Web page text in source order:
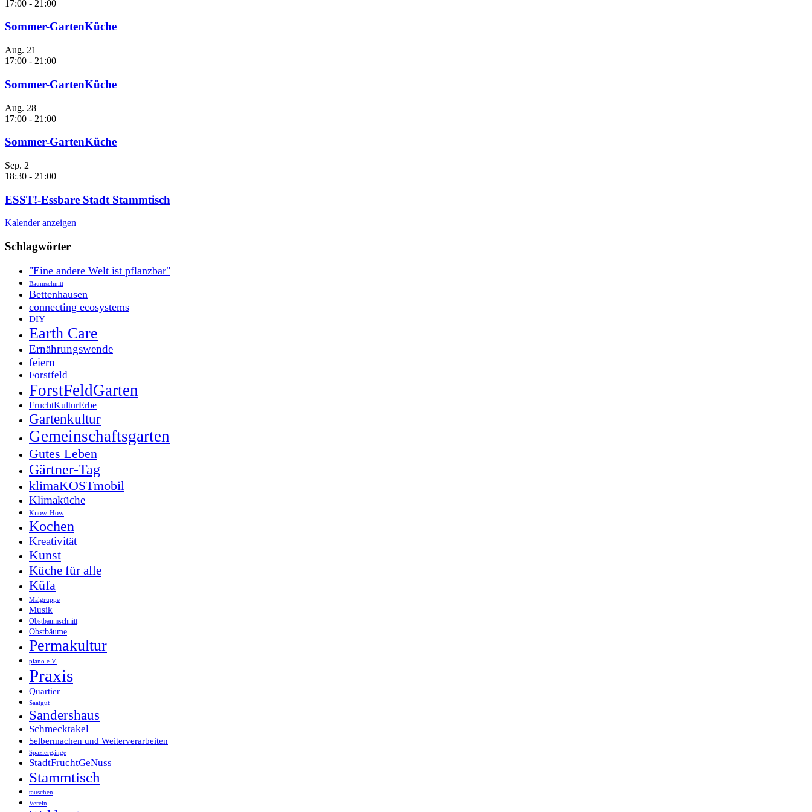
17:00 - 21:00
Sommer-GartenKüche
Aug. 21
17:00 - 21:00
Sommer-GartenKüche
Aug. 28
17:00 - 21:00
Sommer-GartenKüche
Sep. 2
18:30 - 21:00
ESST!-Essbare Stadt Stammtisch
Kalender anzeigen
Schlagwörter
"Eine andere Welt ist pflanzbar"
Baumschnitt
Bettenhausen
connecting ecosystems
DIY
Earth Care
Ernährungswende
feiern
Forstfeld
ForstFeldGarten
FruchtKulturErbe
Gartenkultur
Gemeinschaftsgarten
Gutes Leben
Gärtner-Tag
klimaKOSTmobil
Klimaküche
Know-How
Kochen
Kreativität
Kunst
Küche für alle
Küfa
Malgruppe
Musik
Obstbaumschnitt
Obstbäume
Permakultur
piano e.V.
Praxis
Quartier
Saatgut
Sandershaus
Schmecktakel
Selbermachen und Weiterverarbeiten
Spaziergänge
StadtFruchtGeNuss
Stammtisch
tauschen
Verein